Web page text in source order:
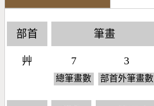
部首
艸
筆畫
7
總筆畫數
3
部首外筆畫數